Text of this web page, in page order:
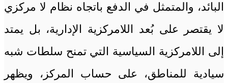
البائد، والمتمثل في الدفع باتجاه نظام لا مركزي
لا يقتصر على بُعد اللامركزية الإدارية، بل يمتد
إلى اللامركزية السياسية التي تمنح سلطات شبه
سيادية للمناطق، على حساب المركز، ويظهر